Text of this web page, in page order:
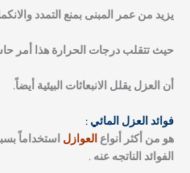
يزيد من عمر المبنى بمنع التمدد
حيث تتقلب درجات الحرارة هذا أمر
أن العزل يقلل الانبعاثات البيئية أيضاً.
فوائد العزل المائي :
هو من أكثر أنواعالعوازل استخداماً
الفوائد الناتجه عنه .